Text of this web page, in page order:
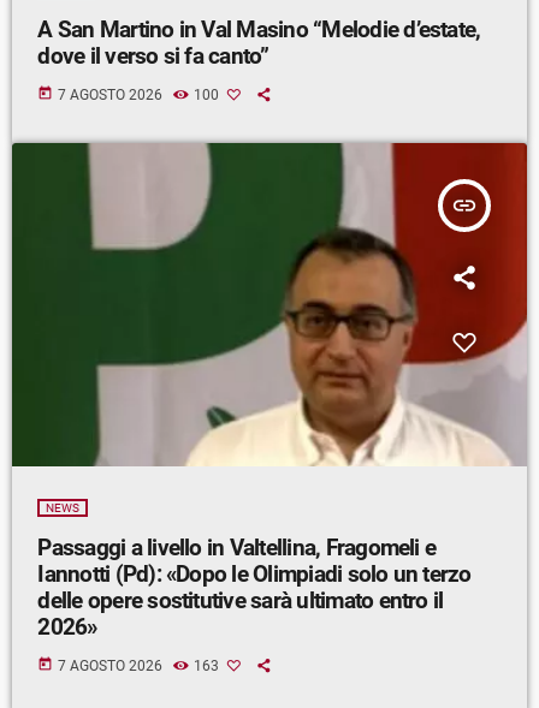
A San Martino in Val Masino “Melodie d’estate,
dove il verso si fa canto”
today 7 AGOSTO 2026 100
insert_link
NEWS
Passaggi a livello in Valtellina, Fragomeli e
Iannotti (Pd): «Dopo le Olimpiadi solo un terzo
delle opere sostitutive sarà ultimato entro il
2026»
today 7 AGOSTO 2026 163